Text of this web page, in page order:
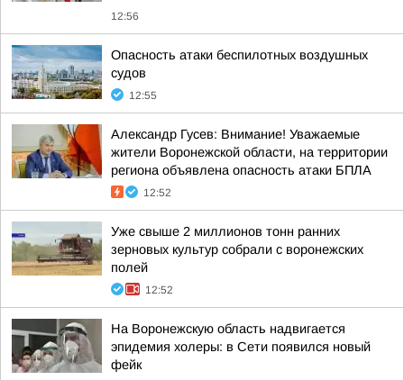
12:56
Опасность атаки беспилотных воздушных
судов
12:55
Александр Гусев: Внимание! Уважаемые
жители Воронежской области, на территории
региона объявлена опасность атаки БПЛА
12:52
Уже свыше 2 миллионов тонн ранних
зерновых культур собрали с воронежских
полей
12:52
На Воронежскую область надвигается
эпидемия холеры: в Сети появился новый
фейк